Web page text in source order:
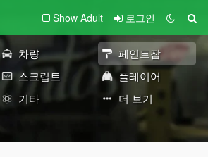
Show Adult 로그인
차량
페인트잡
스크립트
플레이어
기타 더 보기